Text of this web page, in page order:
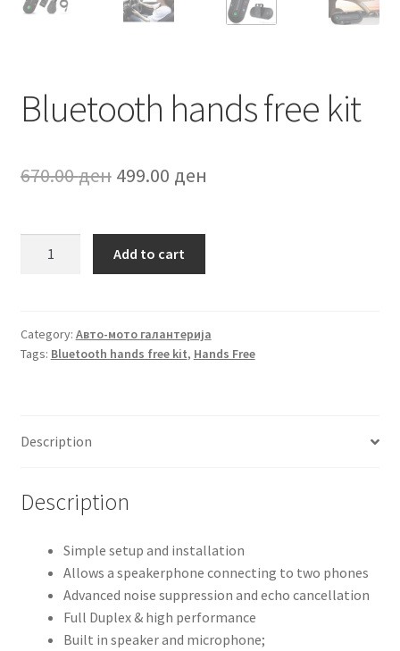
Bluetooth hands free kit
670.00ден Original
was:
670.00 ден.
499.00 ден
quantity
Add to cart
Category: Авто-мото галантерија
Tags: Bluetooth hands free kit, Hands Free
Description
Description
Simple setup and installation
Allows a speakerphone connecting to two phones
Advanced noise suppression and echo cancellation
Full Duplex & high performance
Built in speaker and microphone;